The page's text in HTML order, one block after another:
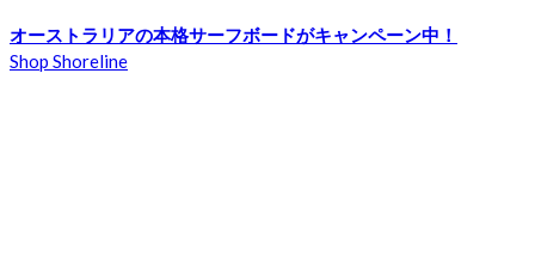
オーストラリアの本格サーフボードがキャンペーン中！
Shop Shoreline